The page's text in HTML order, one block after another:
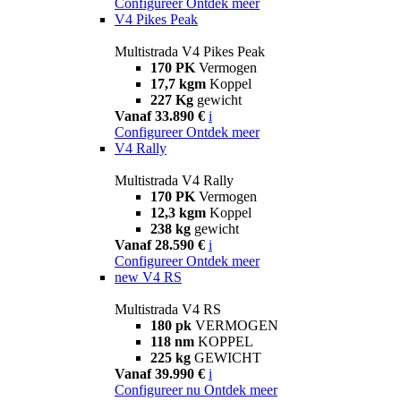
V4 Pikes Peak
Multistrada V4 Pikes Peak
170 PK Vermogen
17,7 kgm Koppel
227 Kg gewicht
Vanaf 33.890 € i
Configureer Ontdek meer
V4 Rally
Multistrada V4 Rally
170 PK Vermogen
12,3 kgm Koppel
238 kg gewicht
Vanaf 28.590 € i
Configureer Ontdek meer
new V4 RS
Multistrada V4 RS
180 pk VERMOGEN
118 nm KOPPEL
225 kg GEWICHT
Vanaf 39.990 € i
Configureer nu Ontdek meer